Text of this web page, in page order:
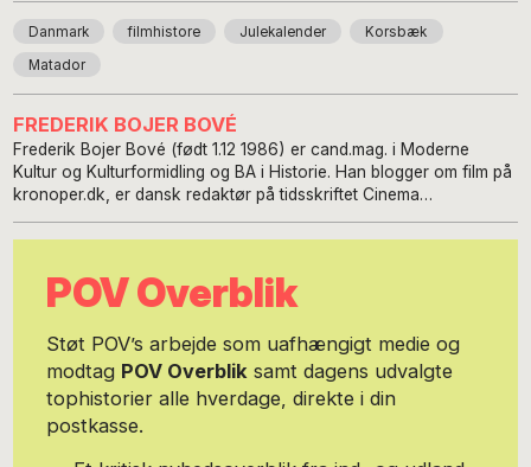
Danmark filmhistore Julekalender Korsbæk
Matador
FREDERIK BOJER BOVÉ
Frederik Bojer Bové (født 1.12 1986) er cand.mag. i Moderne
Kultur og Kulturformidling og BA i Historie. Han blogger om film på
kronoper.dk, er dansk redaktør på tidsskriftet Cinema
Architecture Festival.
POV Overblik
Støt POV’s arbejde som uafhængigt medie og
modtag POV Overbliksamt dagens udvalgte
tophistorier alle hverdage, direkte i din
postkasse.